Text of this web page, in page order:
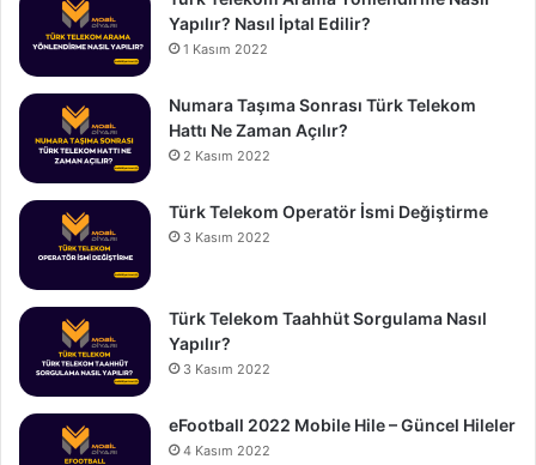
Yapılır? Nasıl İptal Edilir?
1 Kasım 2022
Numara Taşıma Sonrası Türk Telekom
Hattı Ne Zaman Açılır?
2 Kasım 2022
Türk Telekom Operatör İsmi Değiştirme
3 Kasım 2022
Türk Telekom Taahhüt Sorgulama Nasıl
Yapılır?
3 Kasım 2022
eFootball 2022 Mobile Hile – Güncel Hileler
4 Kasım 2022